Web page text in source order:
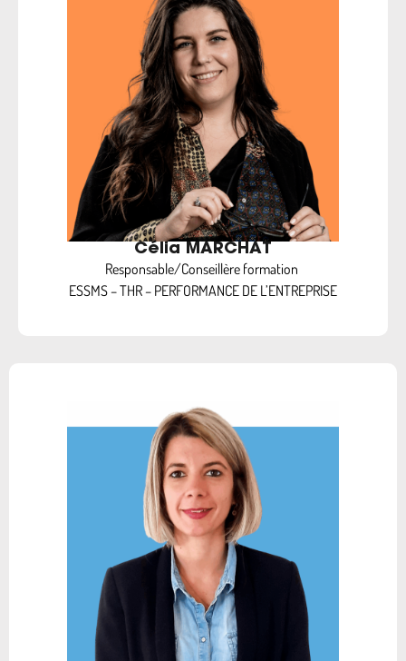
Célia MARCHAT
Responsable/Conseillère formation
ESSMS – THR – PERFORMANCE DE L’ENTREPRISE